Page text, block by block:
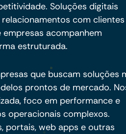
Soluções digitais
com
acompanhem
estruturada.
que buscam soluções
prontos de mercado.
foco em performance e
operacionais complexos.
portais, web apps e outras